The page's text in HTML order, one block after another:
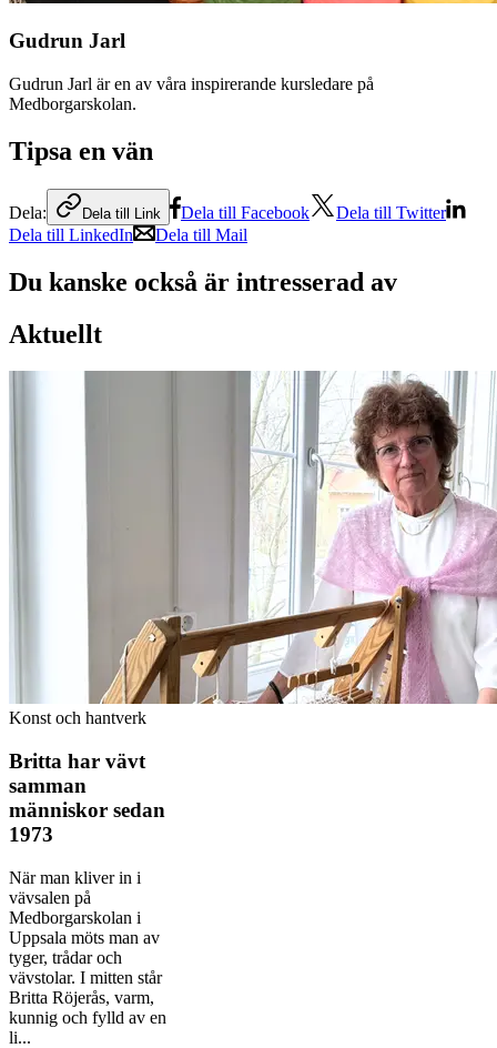
Gudrun Jarl
Gudrun Jarl är en av våra inspirerande kursledare på
Medborgarskolan.
Tipsa en vän
Dela: Dela till Link Dela till Facebook
Dela till Twitter
Dela till LinkedIn
Dela till Mail
Du kanske också är intresserad av
Aktuellt
Konst och hantverk
Britta har vävt
samman
människor sedan
1973
När man kliver in i
vävsalen på
Medborgarskolan i
Uppsala möts man av
tyger, trådar och
vävstolar. I mitten står
Britta Röjerås, varm,
kunnig och fylld av en
li...